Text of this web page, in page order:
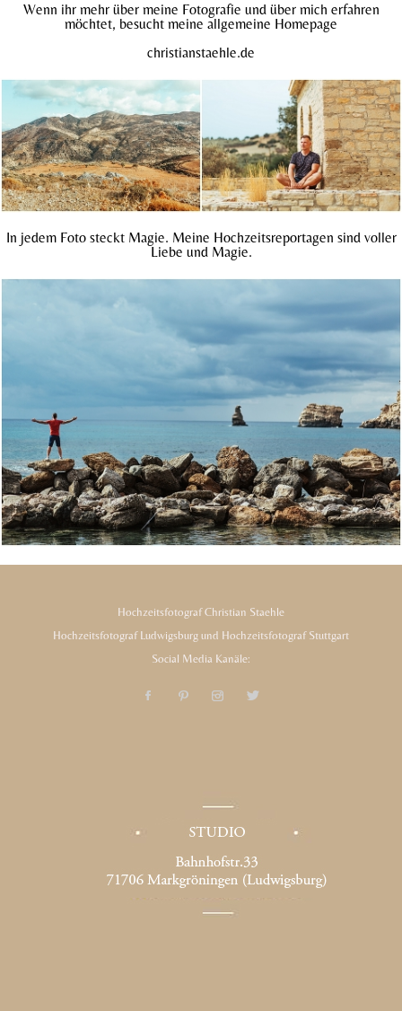
Wenn ihr mehr über meine Fotografie und über mich erfahren
möchtet, besucht meine allgemeine Homepage
christianstaehle.de
In jedem Foto steckt Magie. Meine Hochzeitsreportagen sind voller
Liebe und Magie.
Hochzeitsfotograf Christian Staehle
Hochzeitsfotograf Ludwigsburg und Hochzeitsfotograf Stuttgart
Social Media Kanäle: